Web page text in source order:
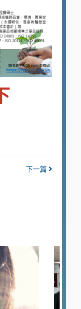
下一篇